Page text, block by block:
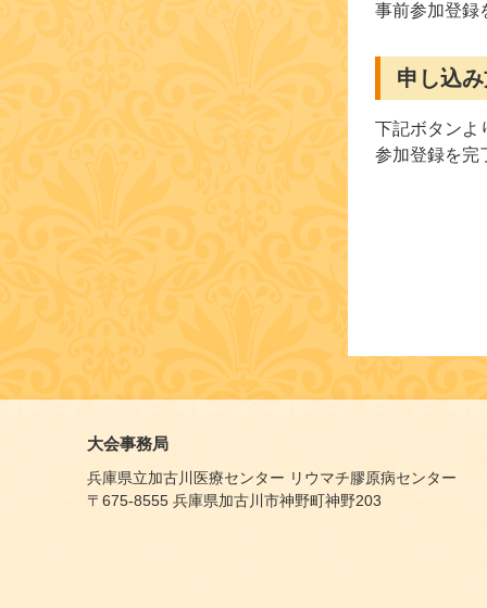
事前参加登録
申し込
下記ボタンよ
参加登録を完
大会事務局
兵庫県立加古川医療センター リウマチ膠原病センター
〒675-8555 兵庫県加古川市神野町神野203